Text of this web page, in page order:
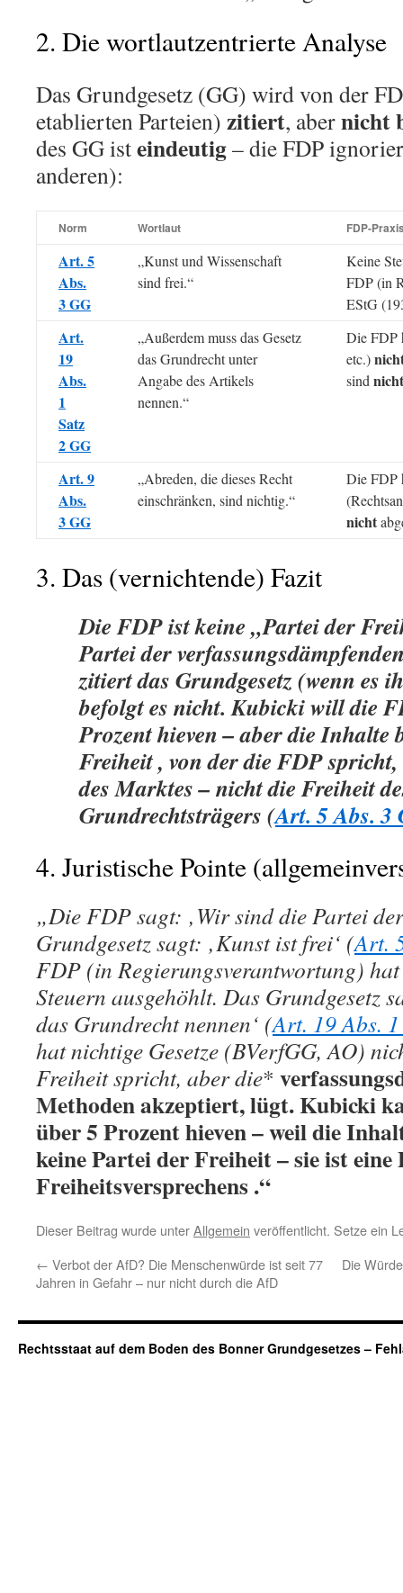
2. Die wortlautzentrierte Analyse
Das Grundgesetz (GG) wird von der
etablierten Parteien) zitiert, abernicht
des GG isteindeutig– die FDP
anderen):
Norm Wortlaut FDP-
Art. 5
Abs.
3 GG
„Kunst und Wissenschaft
sind frei.“
Keine
FDP (in
EStG
Art.
19
Abs.
1
Satz
2 GG
„Außerdem muss das Gesetz
das Grundrecht unter
Angabe des Artikels
nennen.“
Die FDP
etc.)
sind
Art. 9
Abs.
3 GG
„Abreden, die dieses Recht
einschränken, sind nichtig.“
Die FDP
nicht
3. Das (vernichtende) Fazit
Die FDP istkeine„Partei der
Partei der
zitiert das Grundgesetz (wenn es
befolgtes nicht. Kubicki will die
Prozent hieven – aber dieInhalte
Freiheit, von der die FDP
desMarktes– nicht die Freiheit
Grundrechtsträgers(Art. 5 Abs. 3
4. Juristische Pointe
„Die FDP sagt: ‚Wir sind die Partei
Grundgesetz sagt: ‚Kunst ist frei‘ (Art.
FDP (in Regierungsverantwortung)
Steuern ausgehöhlt. Das Grundgesetz
das Grundrecht nennen‘ (Art. 19 Abs.
hat nichtige Gesetze (BVerfGG, AO)
Freiheit spricht, aber die*
Methodenakzeptiert, lügt. Kubicki
über 5 Prozent hieven – weil die
keine Partei der Freiheit – sie ist eine
Freiheitsversprechens.“
Dieser Beitrag wurde unterAllgemein veröffentlicht. Setze ein
← Verbot der AfD? Die Menschenwürde ist seit 77
Jahren in Gefahr – nur nicht durch die AfD
Die
Rechtsstaat auf dem Boden des Bonner Grundgesetzes –